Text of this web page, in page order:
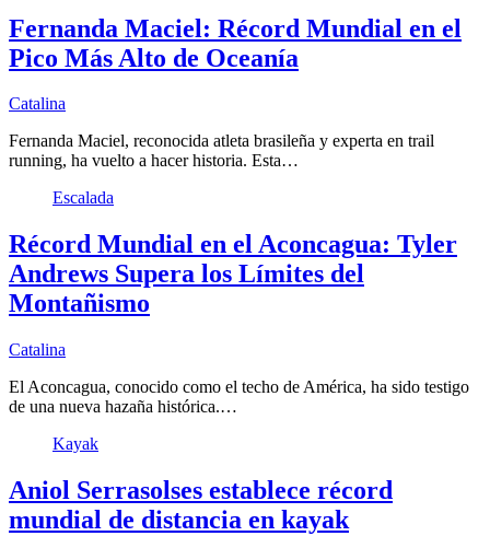
Fernanda Maciel: Récord Mundial en el
Pico Más Alto de Oceanía
Catalina
Fernanda Maciel, reconocida atleta brasileña y experta en trail
running, ha vuelto a hacer historia. Esta…
Escalada
Récord Mundial en el Aconcagua: Tyler
Andrews Supera los Límites del
Montañismo
Catalina
El Aconcagua, conocido como el techo de América, ha sido testigo
de una nueva hazaña histórica.…
Kayak
Aniol Serrasolses establece récord
mundial de distancia en kayak